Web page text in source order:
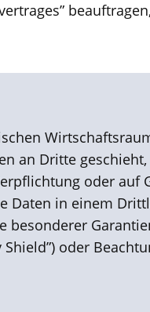
an Dritte
oder auf
Daten in einem
besonderer
oder